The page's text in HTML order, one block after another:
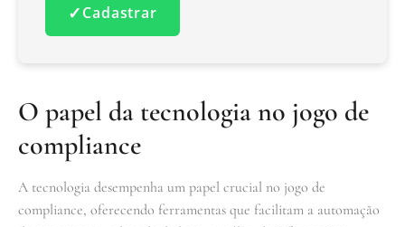
✓Cadastrar
O papel da tecnologia no jogo de
compliance
A tecnologia desempenha um papel crucial no jogo de
compliance, oferecendo ferramentas que facilitam a automação